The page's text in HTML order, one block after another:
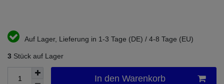
Auf Lager, Lieferung in 1-3 Tage (DE) / 4-8 Tage (EU)
3 Stück auf Lager
In den Warenkorb